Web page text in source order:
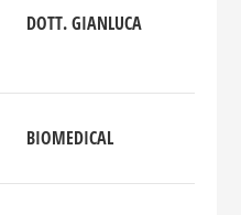
DOTT. GIANLUCA
BIOMEDICAL